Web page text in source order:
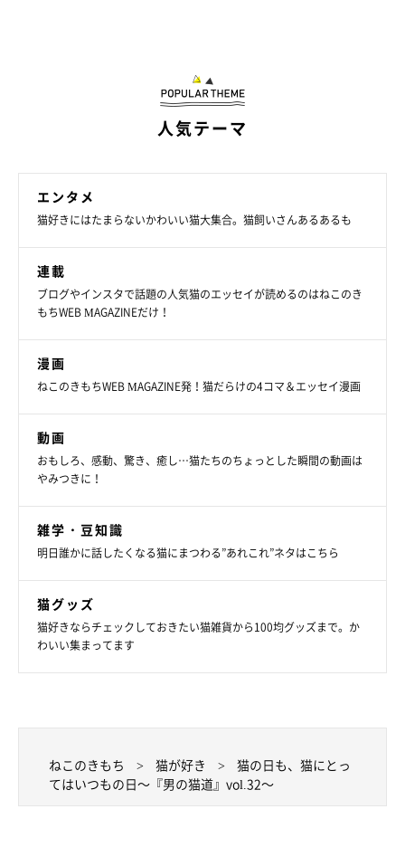
人気テーマ
エンタメ
猫好きにはたまらないかわいい猫大集合。猫飼いさんあるあるも
連載
ブログやインスタで話題の人気猫のエッセイが読めるのはねこのき
もちWEB MAGAZINEだけ！
漫画
ねこのきもちWEB MAGAZINE発！猫だらけの4コマ＆エッセイ漫画
動画
おもしろ、感動、驚き、癒し…猫たちのちょっとした瞬間の動画は
やみつきに！
雑学・豆知識
明日誰かに話したくなる猫にまつわる”あれこれ”ネタはこちら
猫グッズ
猫好きならチェックしておきたい猫雑貨から100均グッズまで。か
わいい集まってます
ねこのきもち 猫が好き
猫の日も、猫にとっ
てはいつもの日～『男の猫道』vol.32～